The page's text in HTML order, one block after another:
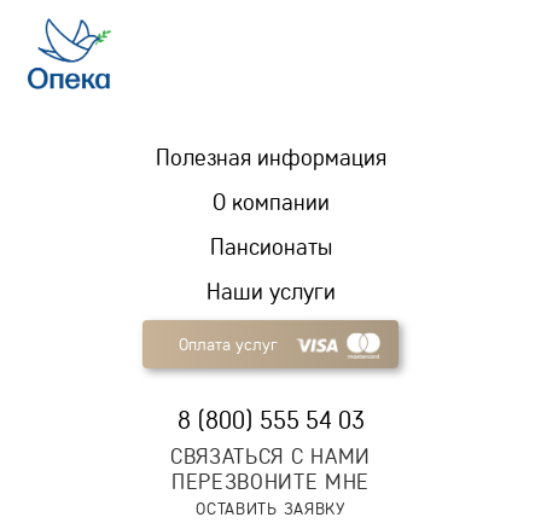
Пансионаты
Наши услуги
Полезная информация
О компании
Оплата услуг
8 (800) 555 54 03
СВЯЗАТЬСЯ С НАМИ
ПЕРЕЗВОНИТЕ МНЕ
ОСТАВИТЬ ЗАЯВКУ